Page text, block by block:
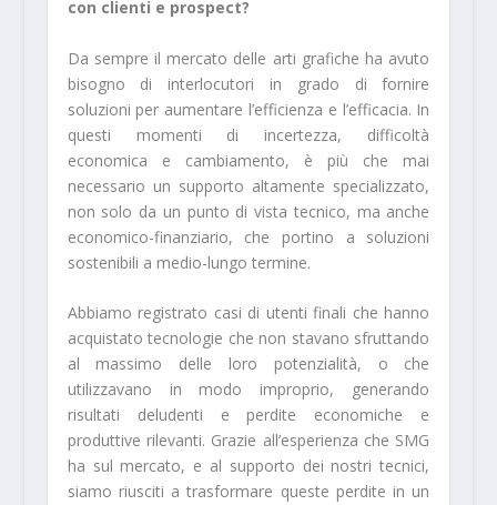
con clienti e prospect?
Da sempre il mercato delle arti grafiche ha avuto
bisogno di interlocutori in grado di fornire
soluzioni per aumentare l’efficienza e l’efficacia. In
questi momenti di incertezza, difficoltà
economica e cambiamento, è più che mai
necessario un supporto altamente specializzato,
non solo da un punto di vista tecnico, ma anche
economico-finanziario, che portino a soluzioni
sostenibili a medio-lungo termine.
Abbiamo registrato casi di utenti finali che hanno
acquistato tecnologie che non stavano sfruttando
al massimo delle loro potenzialità, o che
utilizzavano in modo improprio, generando
risultati deludenti e perdite economiche e
produttive rilevanti. Grazie all’esperienza che SMG
ha sul mercato, e al supporto dei nostri tecnici,
siamo riusciti a trasformare queste perdite in un